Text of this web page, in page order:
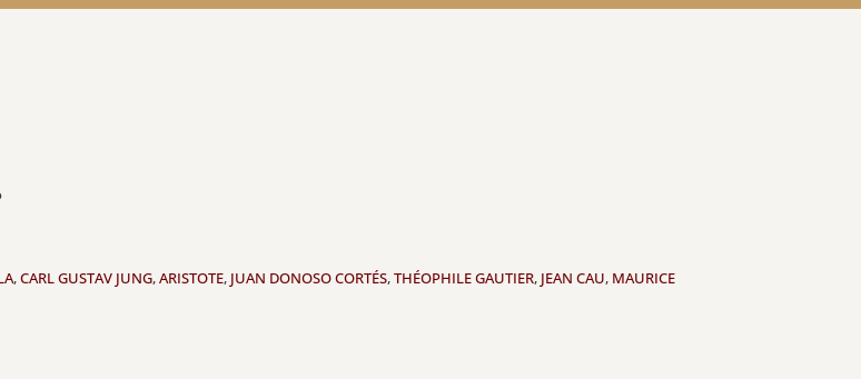
,CARL GUSTAV JUNG,ARISTOTE, JUAN DONOSO CORTÉS,THÉOPHILE GAUTIER, JEAN CAU, MAURICE